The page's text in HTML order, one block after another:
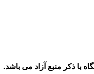
با ذکر منبع آزاد می باشد.